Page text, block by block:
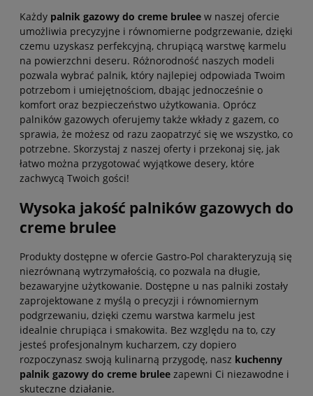
Każdy palnik gazowy do creme brulee w naszej ofercie
umożliwia precyzyjne i równomierne podgrzewanie, dzięki
czemu uzyskasz perfekcyjną, chrupiącą warstwę karmelu
na powierzchni deseru. Różnorodność naszych modeli
pozwala wybrać palnik, który najlepiej odpowiada Twoim
potrzebom i umiejętnościom, dbając jednocześnie o
komfort oraz bezpieczeństwo użytkowania. Oprócz
palników gazowych oferujemy także wkłady z gazem, co
sprawia, że możesz od razu zaopatrzyć się we wszystko, co
potrzebne. Skorzystaj z naszej oferty i przekonaj się, jak
łatwo można przygotować wyjątkowe desery, które
zachwycą Twoich gości!
Wysoka jakość palników gazowych do
creme brulee
Produkty dostępne w ofercie Gastro-Pol charakteryzują się
niezrównaną wytrzymałością, co pozwala na długie,
bezawaryjne użytkowanie. Dostępne u nas palniki zostały
zaprojektowane z myślą o precyzji i równomiernym
podgrzewaniu, dzięki czemu warstwa karmelu jest
idealnie chrupiąca i smakowita. Bez względu na to, czy
jesteś profesjonalnym kucharzem, czy dopiero
rozpoczynasz swoją kulinarną przygodę, nasz kuchenny
palnik gazowy do creme brulee zapewni Ci niezawodne i
skuteczne działanie.